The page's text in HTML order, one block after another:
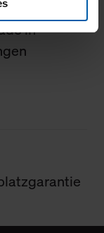
alle Cookies
die jeweiligen
können Sie
in